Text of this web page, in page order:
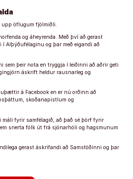
upp öflugum fjölmiðli.
og áheyrenda. Með því að gerast
Alþýðufélaginu og þar með eigandi að
sem þeir nota en tryggja í leiðinni að aðrir geti
áskrift heldur rausnarleg og
á Facebook en er nú orðinn að
skoðanapistlum og
fyrir samfélagið, að það sé þörf fyrir
snerta fólk út frá sjónarhóli og hagsmunum
gerast áskrifandi að Samstöðinni og þar